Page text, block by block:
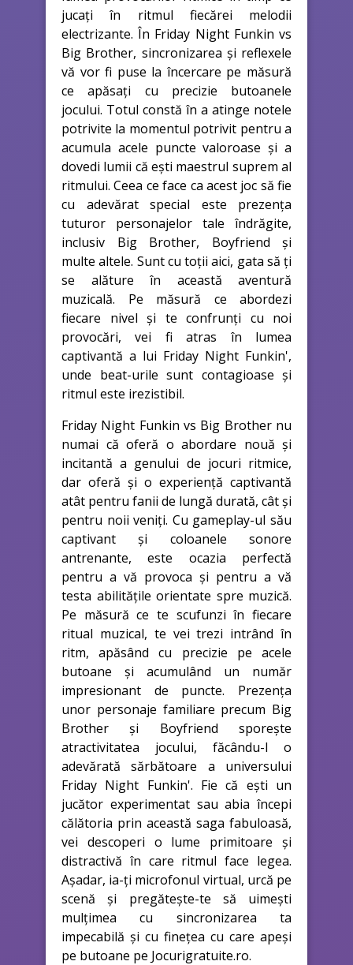
jucați în ritmul fiecărei melodii
electrizante. În Friday Night Funkin vs
Big Brother, sincronizarea și reflexele
vă vor fi puse la încercare pe măsură
ce apăsați cu precizie butoanele
jocului. Totul constă în a atinge notele
potrivite la momentul potrivit pentru a
acumula acele puncte valoroase și a
dovedi lumii că ești maestrul suprem al
ritmului. Ceea ce face ca acest joc să fie
cu adevărat special este prezența
tuturor personajelor tale îndrăgite,
inclusiv Big Brother, Boyfriend și
multe altele. Sunt cu toții aici, gata să ți
se alăture în această aventură
muzicală. Pe măsură ce abordezi
fiecare nivel și te confrunți cu noi
provocări, vei fi atras în lumea
captivantă a lui Friday Night Funkin',
unde beat-urile sunt contagioase și
ritmul este irezistibil.
Friday Night Funkin vs Big Brother nu
numai că oferă o abordare nouă și
incitantă a genului de jocuri ritmice,
dar oferă și o experiență captivantă
atât pentru fanii de lungă durată, cât și
pentru noii veniți. Cu gameplay-ul său
captivant și coloanele sonore
antrenante, este ocazia perfectă
pentru a vă provoca și pentru a vă
testa abilitățile orientate spre muzică.
Pe măsură ce te scufunzi în fiecare
ritual muzical, te vei trezi intrând în
ritm, apăsând cu precizie pe acele
butoane și acumulând un număr
impresionant de puncte. Prezența
unor personaje familiare precum Big
Brother și Boyfriend sporește
atractivitatea jocului, făcându-l o
adevărată sărbătoare a universului
Friday Night Funkin'. Fie că ești un
jucător experimentat sau abia începi
călătoria prin această saga fabuloasă,
vei descoperi o lume primitoare și
distractivă în care ritmul face legea.
Așadar, ia-ți microfonul virtual, urcă pe
scenă și pregătește-te să uimești
mulțimea cu sincronizarea ta
impecabilă și cu finețea cu care apeși
pe butoane pe Jocurigratuite.ro.